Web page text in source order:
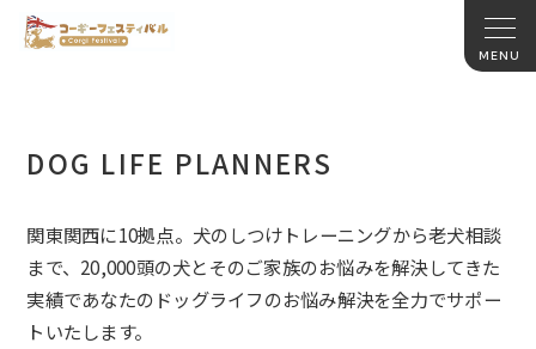
DOG LIFE PLANNERS
関東関西に10拠点。犬のしつけトレーニングから老犬相談
まで、20,000頭の犬とそのご家族のお悩みを解決してきた
実績であなたのドッグライフのお悩み解決を全力でサポー
トいたします。